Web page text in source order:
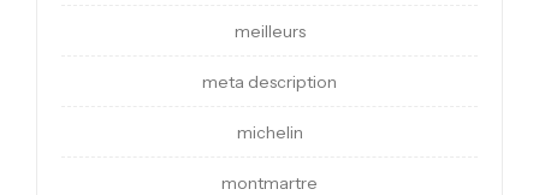
meilleurs
meta description
michelin
montmartre